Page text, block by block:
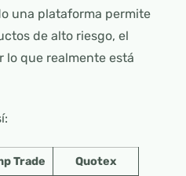
una plataforma permite
de alto riesgo, el
lo que realmente está
Trade Quotex